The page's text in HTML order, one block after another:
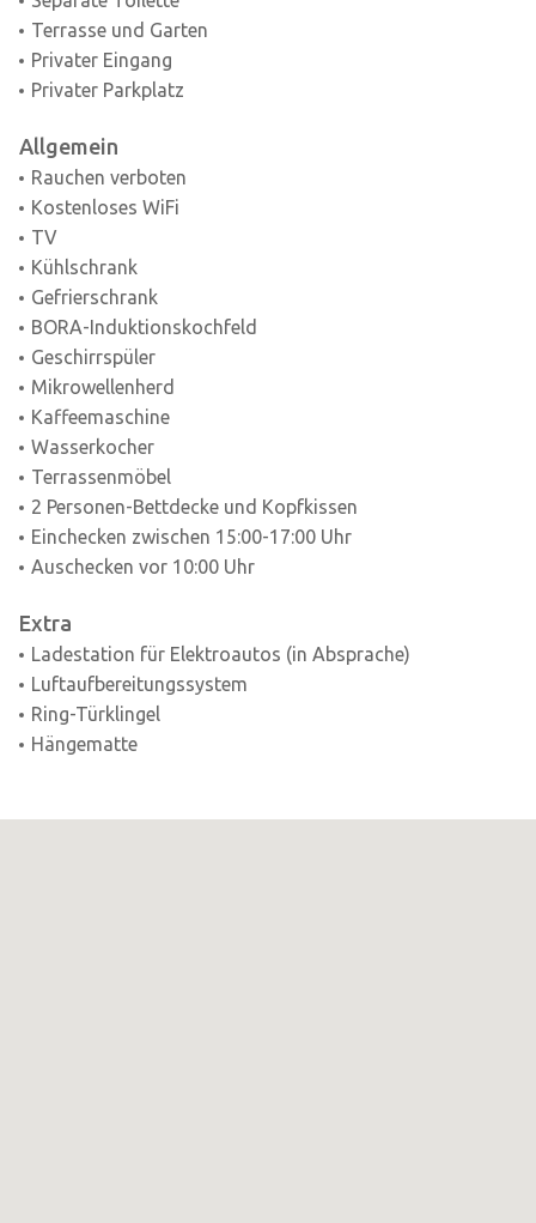
Terrasse und Garten
Privater Eingang
Privater Parkplatz
Allgemein
Rauchen verboten
Kostenloses WiFi
TV
Kühlschrank
Gefrierschrank
BORA-Induktionskochfeld
Geschirrspüler
Mikrowellenherd
Kaffeemaschine
Wasserkocher
Terrassenmöbel
2 Personen-Bettdecke und Kopfkissen
Einchecken zwischen 15:00-17:00 Uhr
Auschecken vor 10:00 Uhr
Extra
Ladestation für Elektroautos (in Absprache)
Luftaufbereitungssystem
Ring-Türklingel
Hängematte